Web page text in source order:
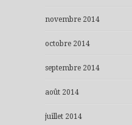
novembre 2014
octobre 2014
septembre 2014
août 2014
juillet 2014